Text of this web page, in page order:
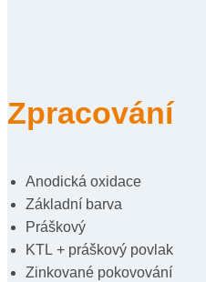
Zpracování
Anodická oxidace
Základní barva
Práškový
KTL + práškový povlak
Zinkované pokovování